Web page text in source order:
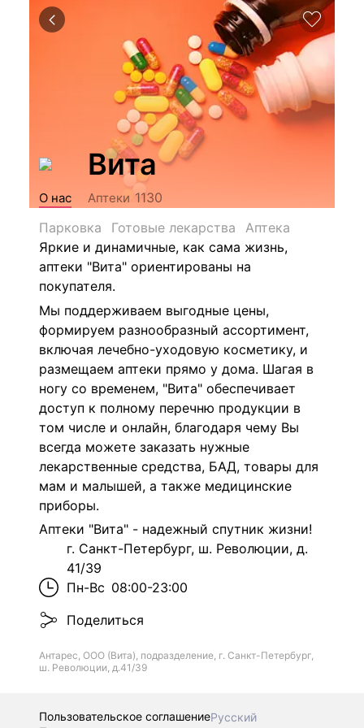
Вита
О нас Аптеки 1130
Парковка
Готовые лекарства
Аптека
Яркие и динамичные, как сама жизнь,
аптеки "Вита" ориентированы на
покупателя.
Мы поддерживаем выгодные цены,
формируем разнообразный ассортимент,
включая лечебно-уходовую косметику, и
размещаем аптеки прямо у дома. Шагая в
ногу со временем, "Вита" обеспечивает
доступ к полному перечню продукции в
том числе и онлайн, благодаря чему Вы
всегда можете заказать нужные
лекарственные средства, БАД, товары для
мам и малышей, а также медицинские
приборы.
Аптеки "Вита" - надежный спутник жизни!
г. Санкт-Петербург, ш. Революции, д.
41/39
Пн-Вс 08:00-23:00
Поделиться
Антарес, ООО (Вита), подразделение, г. Санкт-Петербург,
ш. Революции, д.41/39
Пользовательское соглашениеРусский